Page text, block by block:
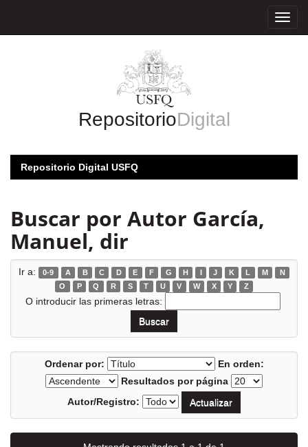
RepositorioDigital
Repositorio Digital USFQ
Buscar por Autor García,
Manuel, dir
Ir a: 0-9 A B C D E F G H I J K L M
N
O
P Q R S T U V W X Y Z
O introducir las primeras letras:
Ordenar por:
En orden:
Resultados por página
Autor/Registro: